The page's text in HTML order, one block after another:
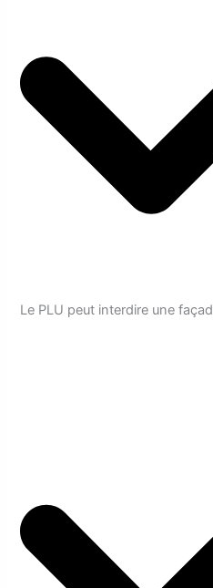
Le PLU peut interdire une